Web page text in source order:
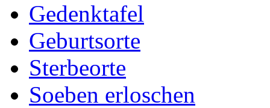
Gedenktafel
Geburtsorte
Sterbeorte
Soeben erloschen